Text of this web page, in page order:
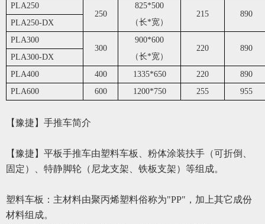
PLA250
250
825*500
（长*宽）
215
890
PLA250-DX
PLA300
300
900*600
（长*宽）
220
890
PLA300-DX
PLA400
400 1335*650 220
890
PLA600
600 1200*750 255 955
【豫捷】 手推车简介
【豫捷】 平板手推车由塑料车板、粉体涂装扶手（可折倒、
固定）、 特静脚轮（尼龙支架、铁板支架）等组成。
塑料车板：主材料由聚丙烯塑料俗称为"PP"，加上其它成份
材料组成。